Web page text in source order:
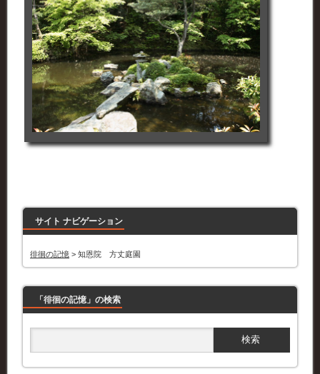
サイト ナビゲーション
徘徊の記憶 > 知恩院 方丈庭園
「徘徊の記憶」の検索